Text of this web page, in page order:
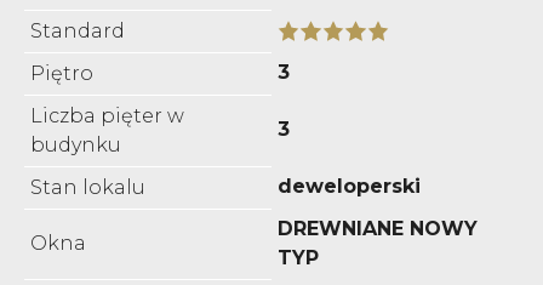
Standard
Piętro
3
Liczba pięter w
budynku
3
Stan lokalu deweloperski
Okna
DREWNIANE NOWY
TYP